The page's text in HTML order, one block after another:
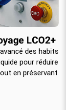
LCO2+
des habits
pour réduire
en préservant